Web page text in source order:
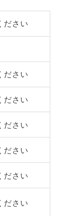
ださい
ださい
ださい
ださい
ださい
ださい
ださい